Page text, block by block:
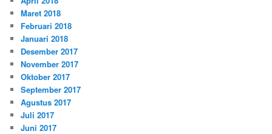
Maret 2018
Februari 2018
Januari 2018
Desember 2017
November 2017
Oktober 2017
September 2017
Agustus 2017
Juli 2017
Juni 2017